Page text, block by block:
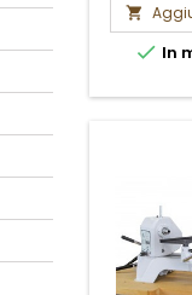

 In